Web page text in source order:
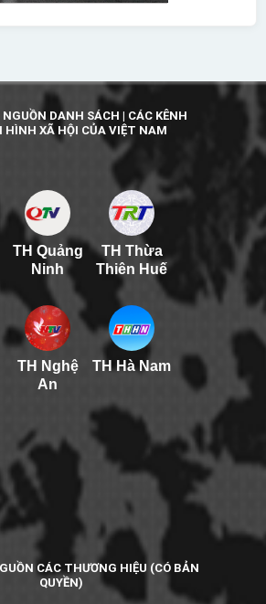
DANH SÁCH | CÁC KÊNH
HÌNH XÃ HỘI CỦA VIỆT NAM
TH Quảng
Ninh
TH Thừa
Thiên Huế
TH Nghệ
An
TH Hà Nam
CÁC THƯƠNG HIỆU (CÓ BẢN
QUYỀN)